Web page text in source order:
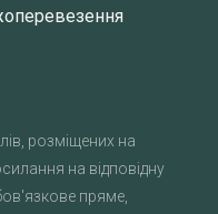
розміщених на
на відповідну
пряме,